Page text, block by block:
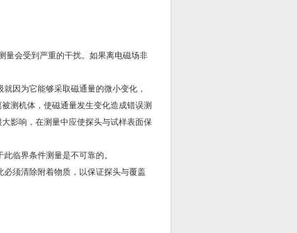
会受到严重的干扰。如果离电磁场非
因为它能够采取磁通量的微小变化，
测机体，使磁通量发生变化造成错误测
影响，在测量中应使探头与试样表面保
临界条件测量是不可靠的。
须清除附着物质，以保证探头与覆盖